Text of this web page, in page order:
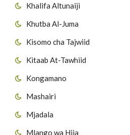
Khalifa Altunaiji
Khutba Al-Juma
Kisomo cha Tajwiid
Kitaab At-Tawhiid
Kongamano
Mashairi
Mjadala
Mlango wa Hija